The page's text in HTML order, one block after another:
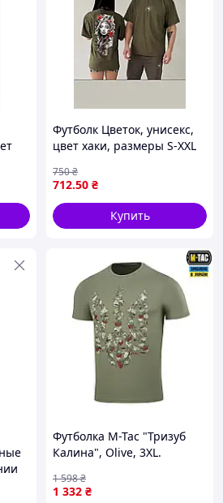
Футболк Цветок, унисекс,
цвет хаки, размеры S-XXL
712.50 ₴
750₴
Купить
Футболка M-Tac "Тризуб
Калина", Olive, 3XL.
хлопок с эластаном.
1 332 ₴
1 598₴